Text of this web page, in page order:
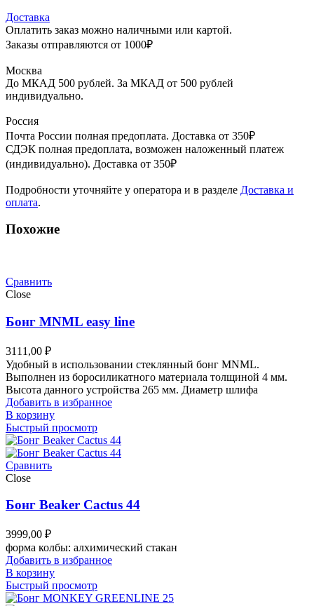
Доставка
Оплатить заказ можно наличными или картой.
Заказы отправляются от 1000₽
Москва
До МКАД 500 рублей. За МКАД от 500 рублей
индивидуально.
Россия
Почта России полная предоплата. Доставка от 350₽
СДЭК полная предоплата, возможен наложенный платеж
(индивидуально). Доставка от 350₽
Подробности уточняйте у оператора и в разделе Доставка и
оплата.
Похожие
Сравнить
Close
Бонг MNML easy line
3111,00 ₽
Удобный в использовании стеклянный бонг MNML.
Выполнен из боросиликатного материала толщиной 4 мм.
Высота данного устройства 265 мм. Диаметр шлифа
Добавить в избранное
В корзину
Быстрый просмотр
Сравнить
Close
Бонг Beaker Cactus 44
3999,00 ₽
форма колбы: алхимический стакан
Добавить в избранное
В корзину
Быстрый просмотр